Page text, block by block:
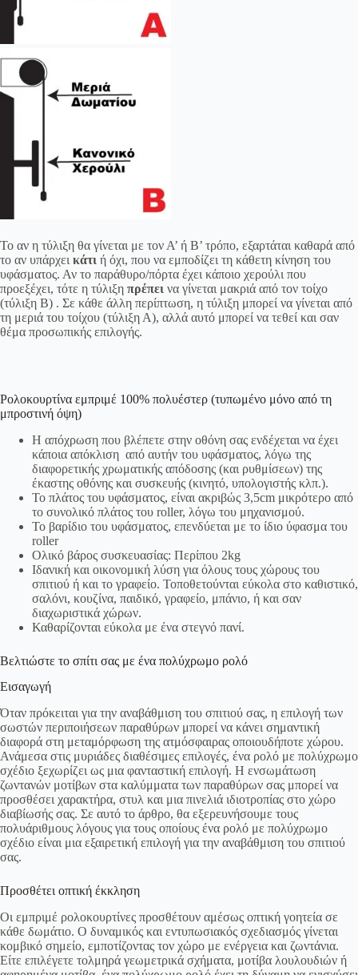
Το αν η τύλιξη θα γίνεται με τον Α’ ή Β’ τρόπο, εξαρτάται καθαρά από
το αν υπάρχει κάτι ή όχι, που να εμποδίζει τη κάθετη κίνηση του
υφάσματος. Αν το παράθυρο/πόρτα έχει κάποιο χερούλι που
προεξέχει, τότε η τύλιξη πρέπει να γίνεται μακριά από τον τοίχο
(τύλιξη Β) . Σε κάθε άλλη περίπτωση, η τύλιξη μπορεί να γίνεται από
τη μεριά του τοίχου (τύλιξη Α), αλλά αυτό μπορεί να τεθεί και σαν
θέμα προσωπικής επιλογής.
Ρολοκουρτίνα εμπριμέ 100% πολυέστερ (τυπωμένο μόνο από τη
μπροστινή όψη)
Η απόχρωση που βλέπετε στην οθόνη σας ενδέχεται να έχει
κάποια απόκλιση από αυτήν του υφάσματος, λόγω της
διαφορετικής χρωματικής απόδοσης (και ρυθμίσεων) της
έκαστης οθόνης και συσκευής (κινητό, υπολογιστής κλπ.).
Το πλάτος του υφάσματος, είναι ακριβώς 3,5cm μικρότερο από
το συνολικό πλάτος του roller, λόγω του μηχανισμού.
Το βαρίδιο του υφάσματος, επενδύεται με το ίδιο ύφασμα του
roller
Ολικό βάρος συσκευασίας: Περίπου 2kg
Ιδανική και οικονομική λύση για όλους τους χώρους του
σπιτιού ή και το γραφείο. Τοποθετούνται εύκολα στο καθιστικό,
σαλόνι, κουζίνα, παιδικό, γραφείο, μπάνιο, ή και σαν
διαχωριστικά χώρων.
Καθαρίζονται εύκολα με ένα στεγνό πανί.
Βελτιώστε το σπίτι σας με ένα πολύχρωμο ρολό
Εισαγωγή
Όταν πρόκειται για την αναβάθμιση του σπιτιού σας, η επιλογή των
σωστών περιποιήσεων παραθύρων μπορεί να κάνει σημαντική
διαφορά στη μεταμόρφωση της ατμόσφαιρας οποιουδήποτε χώρου.
Ανάμεσα στις μυριάδες διαθέσιμες επιλογές, ένα ρολό με πολύχρωμο
σχέδιο ξεχωρίζει ως μια φανταστική επιλογή. Η ενσωμάτωση
ζωντανών μοτίβων στα καλύμματα των παραθύρων σας μπορεί να
προσθέσει χαρακτήρα, στυλ και μια πινελιά ιδιοτροπίας στο χώρο
διαβίωσής σας. Σε αυτό το άρθρο, θα εξερευνήσουμε τους
πολυάριθμους λόγους για τους οποίους ένα ρολό με πολύχρωμο
σχέδιο είναι μια εξαιρετική επιλογή για την αναβάθμιση του σπιτιού
σας.
Προσθέτει οπτική έκκληση
Οι εμπριμέ ρολοκουρτίνες προσθέτουν αμέσως οπτική γοητεία σε
κάθε δωμάτιο. Ο δυναμικός και εντυπωσιακός σχεδιασμός γίνεται
κομβικό σημείο, εμποτίζοντας τον χώρο με ενέργεια και ζωντάνια.
Είτε επιλέγετε τολμηρά γεωμετρικά σχήματα, μοτίβα λουλουδιών ή